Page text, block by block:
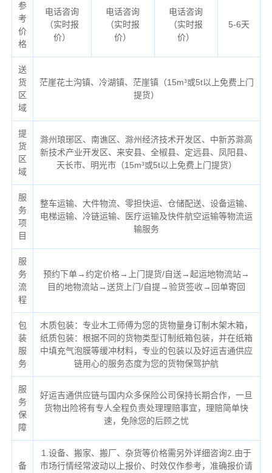
参
考
价
格
电话咨询
（实时报
价）
电话咨询
（实时报
价）
电话咨询
（实时报
价）
5-6天
送
货
区
域
茫崖花土沟镇、冷湖镇、茫崖镇（15m³或5t以上免费上门
提货）
提
货
区
域
滁州琅琊区、南谯区、滁州经济技术开发区、中新苏滁高
新技术产业开发区、来安县、全椒县、定远县、凤阳县、
天长市、明光市（15m³或5t以上免费上门提货）
服
务
项
目
整车运输、大件物流、零担快运、仓储配送、设备运输、
电梯运输、冷链运输、医疗运输及快件航空运输等物流运
输服务
服
务
流
程
预约下单→约定价格→上门提货/自送→起运地物流站→
目的地物流站→送货上门/自提→验货签收→回单寄回
包
装
服
务
木质包装：专业木工师傅为您的货物量身订制木架木箱，
纸质包装：根据不同的货物类型订制纸箱包装，并在纸箱
中填充气泡膜等缓冲材料，专业的包装以及好运吉通供应
链用心的服务态度为您的货物保驾护航
服
务
保
障
好运吉通供应链与国内众多保险公司保持长期合作，一旦
货物出险将有专人全程负责处理理赔事宜，理赔简单快
速，免除您的后顾之忧
备
1.设备、搬家、搬厂、杂货等价格需另外详细咨询2.由于
市场行情经常波动以上报价、时效仅作参考，准确报价请